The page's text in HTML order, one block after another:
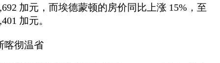
加元，而埃德蒙顿的房价同比上涨 15%，至
加元。
喀彻温省